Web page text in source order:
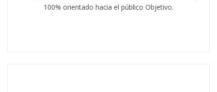
100% orientado hacia el público Objetivo.